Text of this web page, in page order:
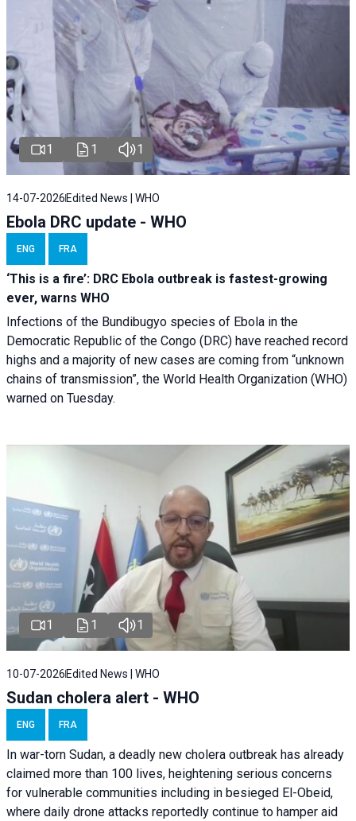
1 1 1
14-07-2026 Edited News | WHO
Ebola DRC update - WHO
ENG FRA
‘This is a fire’: DRC Ebola outbreak is fastest-growing
ever, warns WHO
Infections of the Bundibugyo species of Ebola in the
Democratic Republic of the Congo (DRC) have reached record
highs and a majority of new cases are coming from “unknown
chains of transmission”, the World Health Organization (WHO)
warned on Tuesday.
1 1 1
10-07-2026 Edited News | WHO
Sudan cholera alert - WHO
ENG FRA
In war-torn Sudan, a deadly new cholera outbreak has already
claimed more than 100 lives, heightening serious concerns
for vulnerable communities including in besieged El-Obeid,
where daily drone attacks reportedly continue to hamper aid